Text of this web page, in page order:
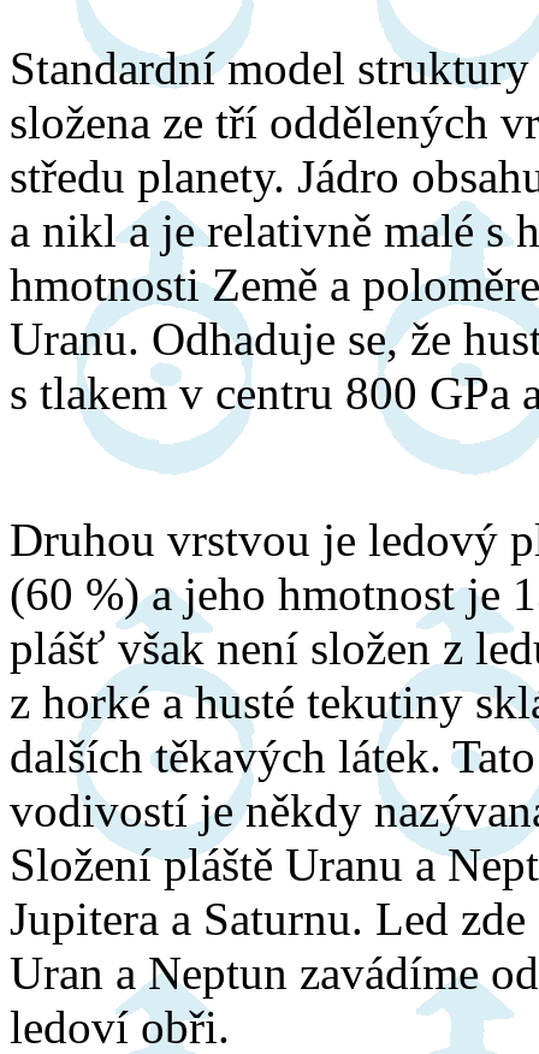
Standardní model
složena ze tří oddělených
středu planety. Jádro
a nikl a je relativně malé s
hmotnosti Země a
Uranu. Odhaduje se, že
s tlakem v centru 800 GPa
Druhou vrstvou je ledový
(60 %) a jeho hmotnost je
plášť však není složen z
z horké a husté tekutiny
dalších těkavých látek.
vodivostí je někdy
Složení pláště Uranu a
Jupitera a Saturnu. Led
Uran a Neptun zavádíme
ledoví obři.